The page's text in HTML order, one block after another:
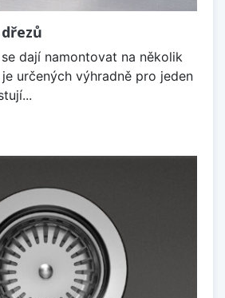
dají namontovat na několik
určených výhradně pro jeden